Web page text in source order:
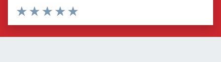
Valuta 5 stelle su 5
Valuta 4 stelle su 5
Valuta 3 stelle su 5
Valuta 2 stelle su 5
Valuta 1 stelle su 5